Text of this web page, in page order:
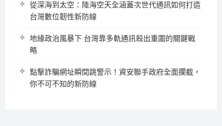
從深海到太空：陸海空天全涵蓋次世代通訊如何打造
台灣數位韌性新防線
地緣政治風暴下 台灣靠多軌通訊殺出重圍的關鍵戰
略
點擊詐騙網址瞬間跳警示！資安聯手政府全面攔截，
你不可不知的新防線